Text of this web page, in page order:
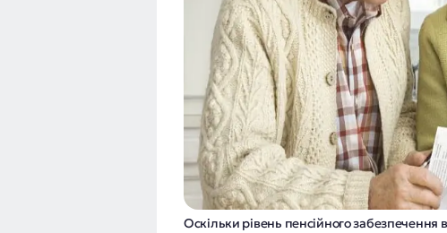
Оскільки рівень пенсійного